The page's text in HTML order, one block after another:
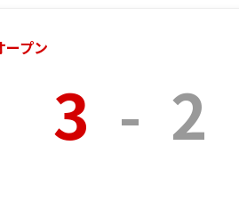
ープン
3 - 2